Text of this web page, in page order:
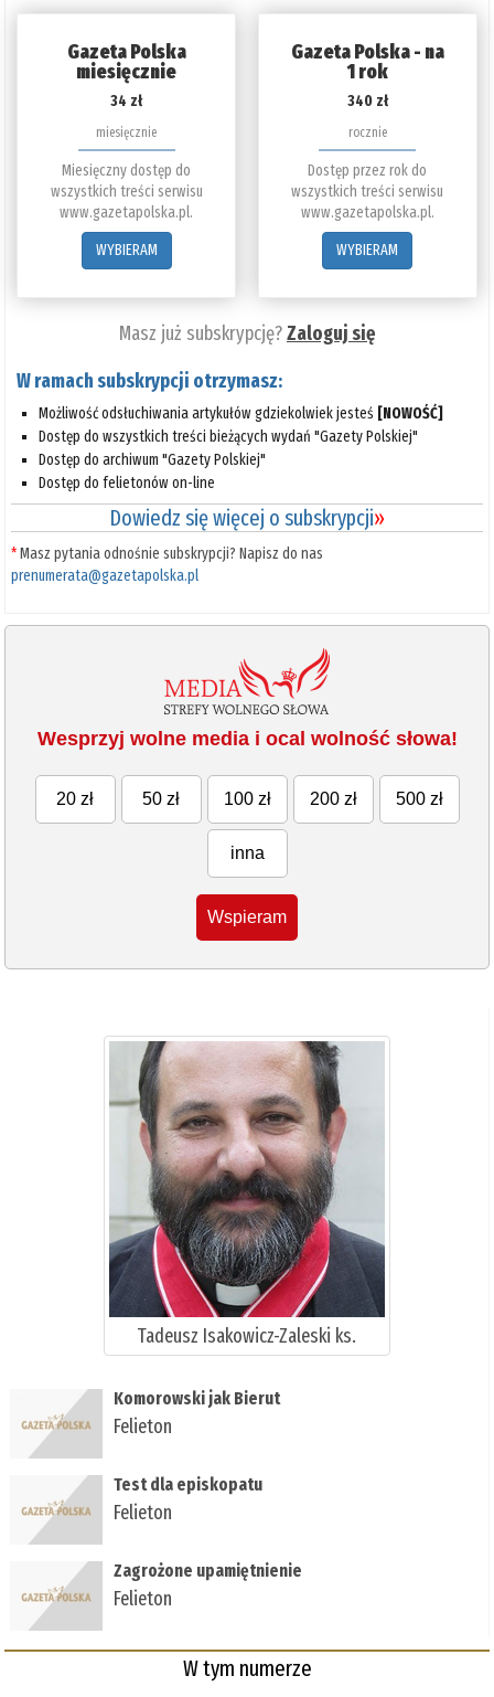
Gazeta Polska
miesięcznie
34 zł
miesięcznie
Miesięczny dostęp do
wszystkich treści serwisu
www.gazetapolska.pl.
WYBIERAM
Gazeta Polska - na
1 rok
340 zł
rocznie
Dostęp przez rok do
wszystkich treści serwisu
www.gazetapolska.pl.
WYBIERAM
Masz już subskrypcję?Zaloguj się
W ramach subskrypcji otrzymasz:
Możliwość odsłuchiwania artykułów gdziekolwiek jesteś [NOWOŚĆ]
Dostęp do wszystkich treści bieżących wydań "Gazety Polskiej"
Dostęp do archiwum "Gazety Polskiej"
Dostęp do felietonów on-line
Dowiedz się więcej o subskrypcji»
*Masz pytania odnośnie subskrypcji? Napisz do nas
prenumerata@gazetapolska.pl
Wesprzyj wolne media i ocal wolność słowa!
20 zł 50 zł 100 zł 200 zł 500 zł
inna
Wspieram
Tadeusz Isakowicz-Zaleski ks.
Komorowski jak Bierut
Felieton
Test dla episkopatu
Felieton
Zagrożone upamiętnienie
Felieton
W tym numerze